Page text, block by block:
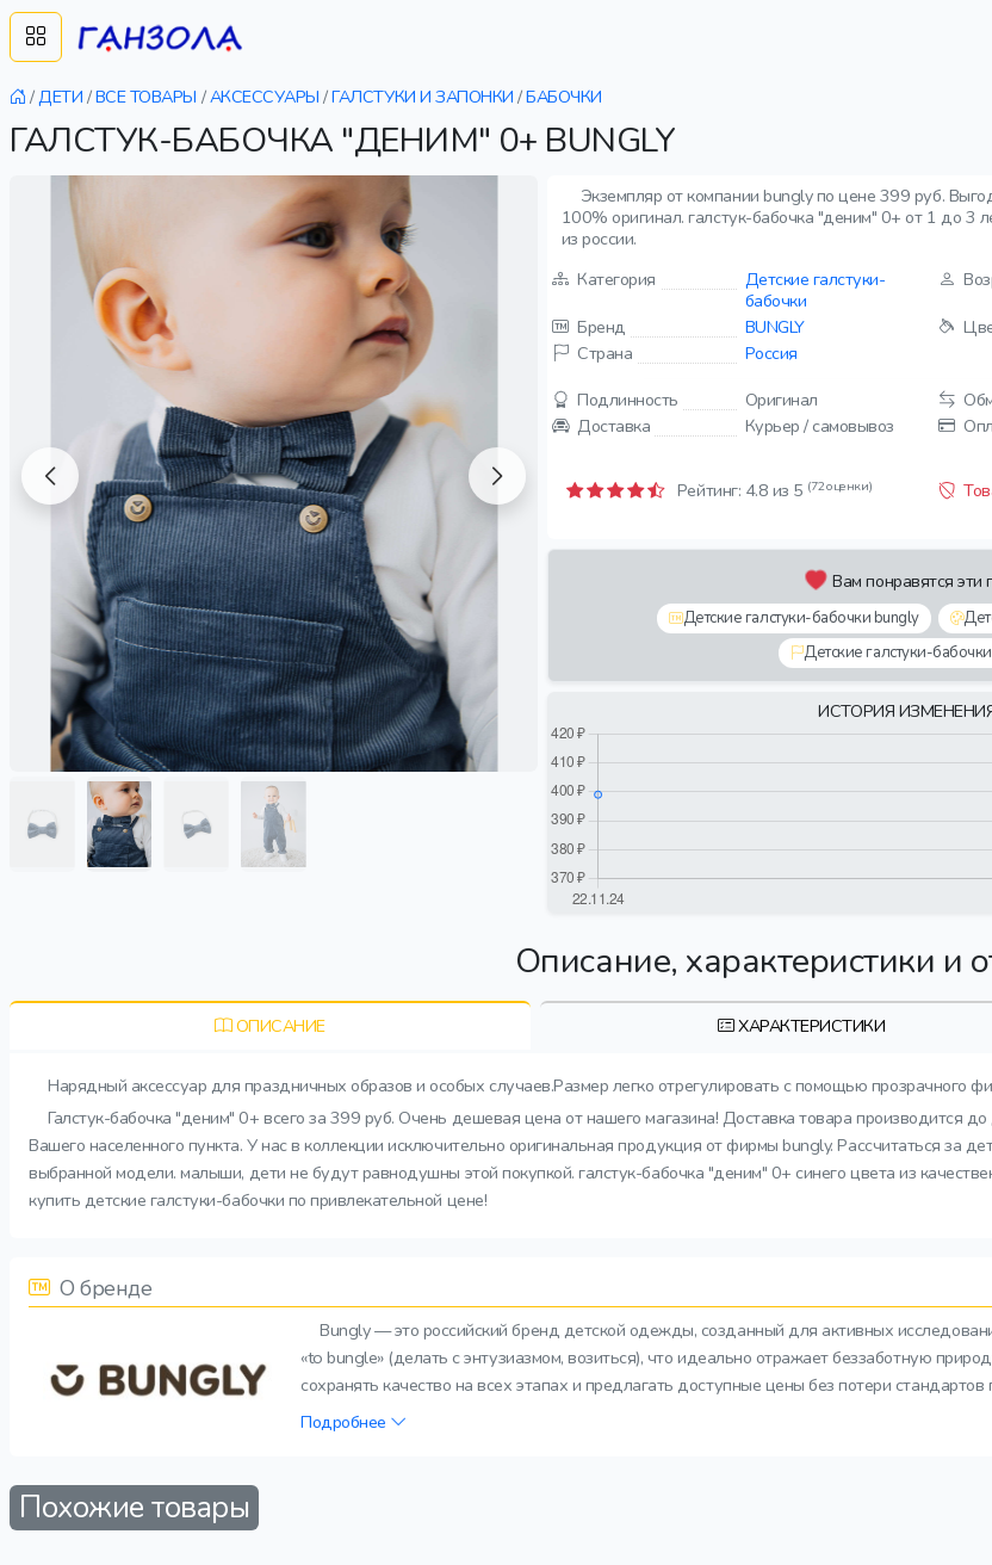
/ДЕТИ /ВСЕ ТОВАРЫ /АКСЕССУАРЫ /ГАЛСТУКИ И ЗАПОНКИ /БАБОЧКИ
ГАЛСТУК-БАБОЧКА "ДЕНИМ" 0+ BUNGLY
Экземпляр от компании bungly по цене 399 руб.
100% оригинал. галстук-бабочка "деним" 0+ от 1 до 3
из россии.
Категория
Детские галстуки-
бабочки
Бренд
BUNGLY
Страна
Россия
Подлинность
Оригинал
Доставка
Курьер / самовывоз
Рейтинг: 4.8 из 5 (72 оценки)
Вам понравятся эти
Детские галстуки-бабочки bungly
Детские галстуки-
ИСТОРИЯ
Описание, характеристики и
ОПИСАНИЕ ХАРАКТЕРИСТИКИ
Нарядный аксессуар для праздничных образов и особых случаев.Размер легко отрегулировать с помощью прозрачного
Галстук-бабочка "деним" 0+ всего за 399 руб. Очень дешевая цена от нашего магазина! Доставка товара производится
Вашего населенного пункта. У нас в коллекции исключительно оригинальная продукция от фирмы bungly. Рассчитаться за
выбранной модели. малыши, дети не будут равнодушны этой покупкой. галстук-бабочка "деним" 0+ синего цвета из
купить детские галстуки-бабочки по привлекательной цене!
О бренде
Bungly — это российский бренд детской одежды, созданный для активных
«to bungle» (делать с энтузиазмом, возиться), что идеально отражает беззаботную
сохранять качество на всех этапах и предлагать доступные цены без потери стандартов
Подробнее
Похожие товары